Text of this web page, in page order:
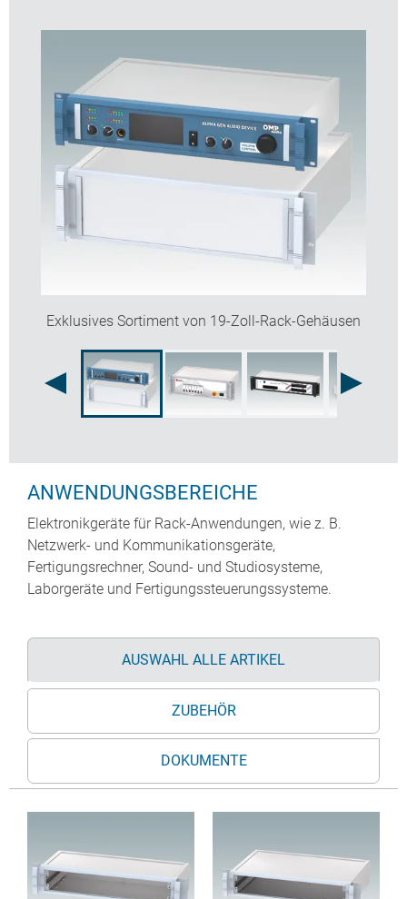
Bestellen Sie Ihre eigene kundenspezifische Version.
Hier erfahren Sie mehr >>
Exklusives Sortiment von 19-Zoll-Rack-Gehäusen
ANWENDUNGSBEREICHE
Elektronikgeräte für Rack-Anwendungen, wie z. B.
Netzwerk- und Kommunikationsgeräte,
Fertigungsrechner, Sound- und Studiosysteme,
Laborgeräte und Fertigungssteuerungssysteme.
AUSWAHL ALLE ARTIKEL
ZUBEHÖR
DOKUMENTE